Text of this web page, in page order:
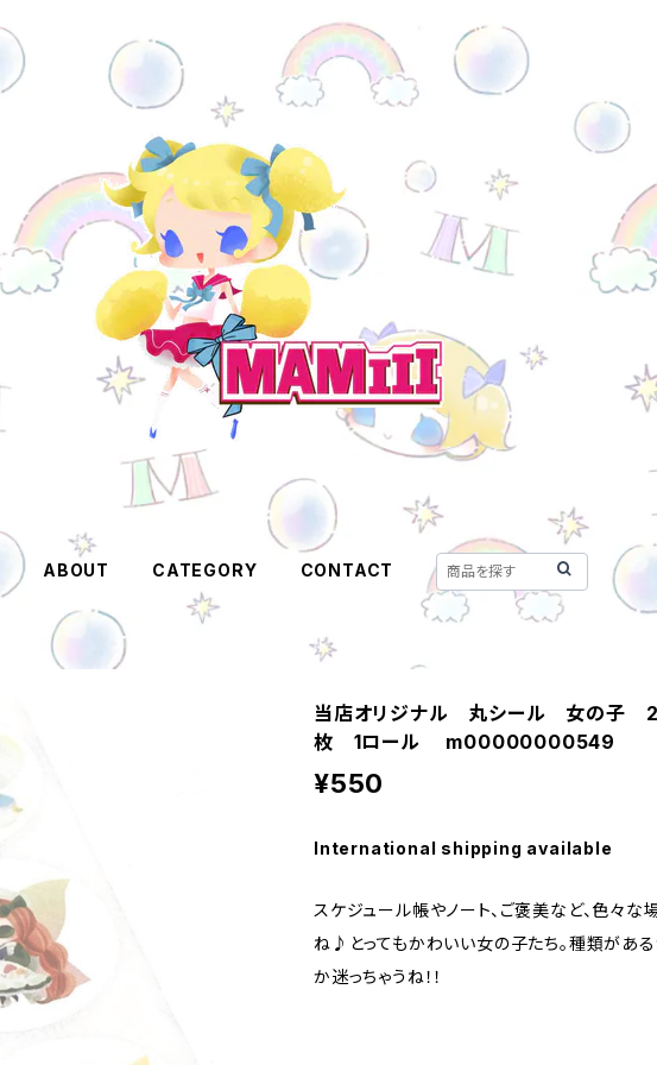
ABOUT CATEGORY CONTACT
当店オリジナル 丸シール 女の子
枚 1ロール m00000000549
¥550
International shipping available
スケジュール帳やノート、ご褒美など、色々な
ね♪とってもかわいい女の子たち。種類がある
か迷っちゃうね！！